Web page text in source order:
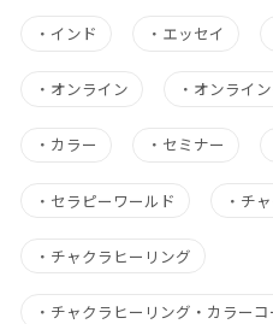
・ インド ・ エッセイ
・ オンライン ・ オンライ
・ カラー ・ セミナー
・ セラピーワールド ・ チ
・ チャクラヒーリング
・ チャクラヒーリング・カラーコ